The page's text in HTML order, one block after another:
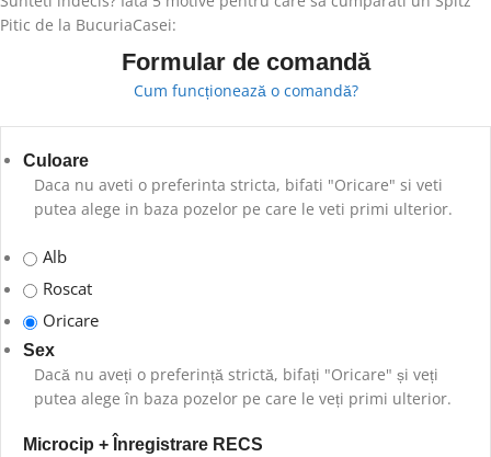
Pitic de la BucuriaCasei:
Marimea mica: Rasa Spitz Pitic este o rasa de talie mica, ideala
pentru cei cu spatii mai mici sau pentru cei care calatoresc mult.
activitatile in aer liber sau care au copii.
Ingrijire usoara: blana Spitz Pitic nu necesita ingrijire speciala,
fiind suficienta periajul regulat si spalarea ocazionala.
de antrenat, fiind potriviti pentru cei care doresc un companion
bine educat.
Ideal pentru familii: Spitz Pitic sunt caini iubitori si prietenosi,
fiind potriviti pentru familii cu copii sau pentru cei care cauta un
companion de incredere.
Formular de comandă
Cum funcționează o comandă?
Culoare
Daca nu aveti o preferinta stricta, bifati "Oricare" si veti
putea alege in baza pozelor pe care le veti primi ulterior.
Alb
Roscat
Oricare
Sex
Dacă nu aveți o preferință strictă, bifați "Oricare" și veți
putea alege în baza pozelor pe care le veți primi ulterior.
Microcip + Înregistrare RECS